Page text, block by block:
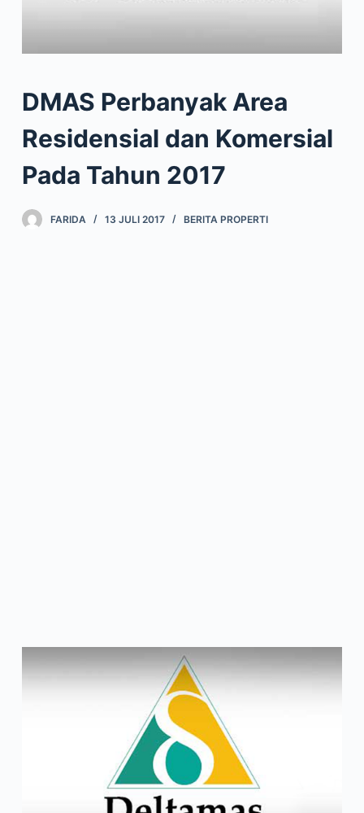
DMAS Perbanyak Area
Residensial dan Komersial
Pada Tahun 2017
FARIDA 13 JULI 2017 BERITA PROPERTI